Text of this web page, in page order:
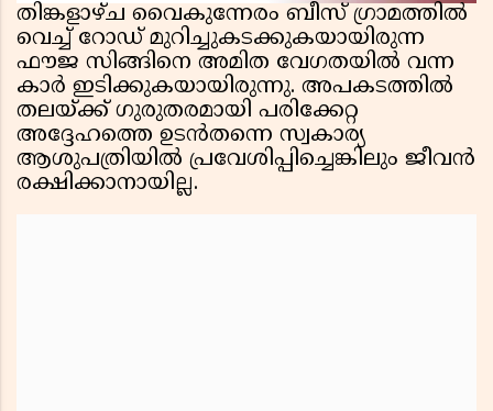
തിങ്കളാഴ്ച വൈകുന്നേരം ബീസ് ഗ്രാമത്തിൽ
വെച്ച് റോഡ് മുറിച്ചുകടക്കുകയായിരുന്ന
ഫൗജ സിങ്ങിനെ അമിത വേഗതയിൽ വന്ന
കാർ ഇടിക്കുകയായിരുന്നു. അപകടത്തിൽ
തലയ്ക്ക് ഗുരുതരമായി പരിക്കേറ്റ
അദ്ദേഹത്തെ ഉടൻതന്നെ സ്വകാര്യ
ആശുപത്രിയിൽ പ്രവേശിപ്പിച്ചെങ്കിലും ജീവൻ
രക്ഷിക്കാനായില്ല.